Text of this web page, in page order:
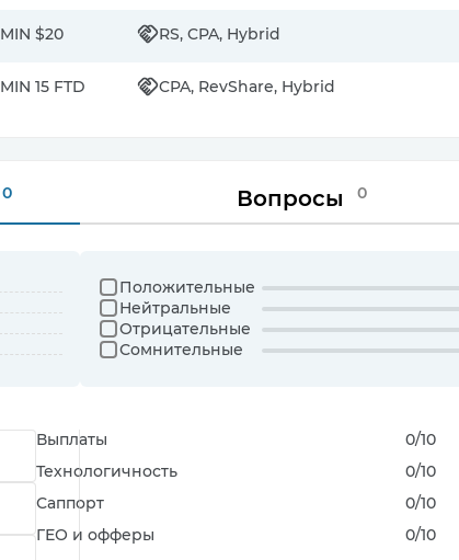
MIN $20 RS, CPA, Hybrid
MIN 15 FTD CPA, RevShare, Hybrid
0 Вопросы 0
Положительные
Нейтральные
Отрицательные
Сомнительные
Выплаты 0/10
Технологичность
0/10
Саппорт
0/10
ГЕО и офферы
0/10